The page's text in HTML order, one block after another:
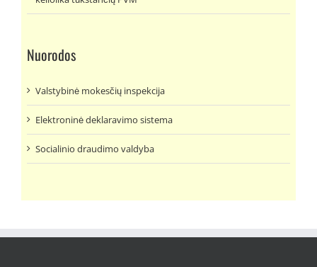
Nuorodos
Valstybinė mokesčių inspekcija
Elektroninė deklaravimo sistema
Socialinio draudimo valdyba